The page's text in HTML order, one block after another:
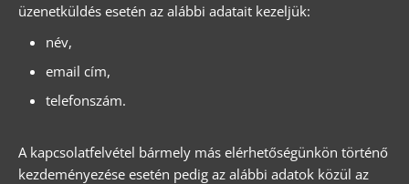
üzenetküldés esetén az alábbi adatait kezeljük:
név,
email cím,
telefonszám.
A kapcsolatfelvétel bármely más elérhetőségünkön történő
kezdeményezése esetén pedig az alábbi adatok közül az